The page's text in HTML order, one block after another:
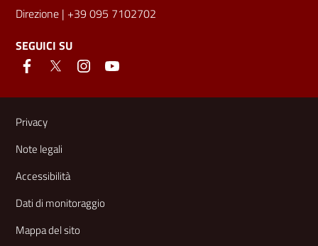
Direzione | +39 095 7102702
SEGUICI SU
Link e informazioni utili
Privacy
Note legali
Accessibilità
Dati di monitoraggio
Mappa del sito